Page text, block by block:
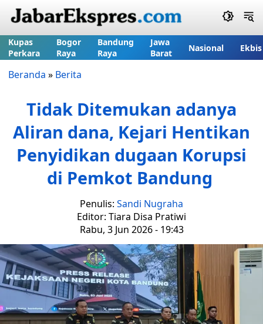
Kupas
Perkara
Bogor
Raya
Bandung
Raya
Jawa
Barat
Nasional Ekbis
Beranda » Berita
Tidak Ditemukan adanya
Aliran dana, Kejari Hentikan
Penyidikan dugaan Korupsi
di Pemkot Bandung
Penulis: Sandi Nugraha
Editor: Tiara Disa Pratiwi
Rabu, 3 Jun 2026 - 19:43